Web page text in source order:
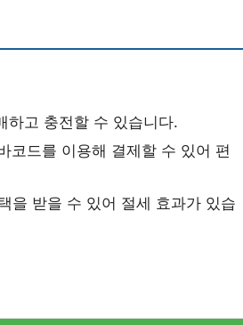
하고 충전할 수 있습니다.
코드를 이용해 결제할 수 있어 편
을 받을 수 있어 절세 효과가 있습